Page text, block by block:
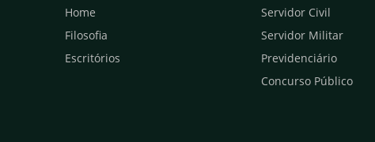
Home
Filosofia
Escritórios
Servidor Civil
Servidor Militar
Previdenciário
Concurso Público